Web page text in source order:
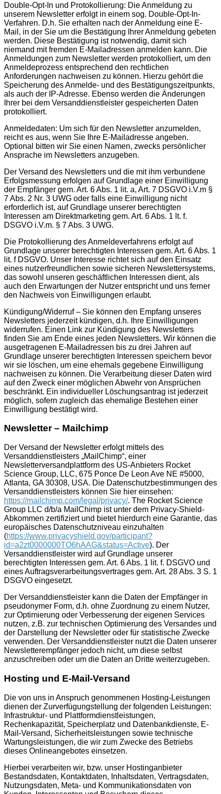
Double-Opt-In und Protokollierung: Die Anmeldung zu
unserem Newsletter erfolgt in einem sog. Double-Opt-In-
Verfahren. D.h. Sie erhalten nach der Anmeldung eine E-
Mail, in der Sie um die Bestätigung Ihrer Anmeldung gebeten
werden. Diese Bestätigung ist notwendig, damit sich
niemand mit fremden E-Mailadressen anmelden kann. Die
Anmeldungen zum Newsletter werden protokolliert, um den
Anmeldeprozess entsprechend den rechtlichen
Anforderungen nachweisen zu können. Hierzu gehört die
Speicherung des Anmelde- und des Bestätigungszeitpunkts,
als auch der IP-Adresse. Ebenso werden die Änderungen
Ihrer bei dem Versanddienstleister gespeicherten Daten
protokolliert.
Anmeldedaten: Um sich für den Newsletter anzumelden,
reicht es aus, wenn Sie Ihre E-Mailadresse angeben.
Optional bitten wir Sie einen Namen, zwecks persönlicher
Ansprache im Newsletters anzugeben.
Der Versand des Newsletters und die mit ihm verbundene
Erfolgsmessung erfolgen auf Grundlage einer Einwilligung
der Empfänger gem. Art. 6 Abs. 1 lit. a, Art. 7 DSGVO i.V.m §
7 Abs. 2 Nr. 3 UWG oder falls eine Einwilligung nicht
erforderlich ist, auf Grundlage unserer berechtigten
Interessen am Direktmarketing gem. Art. 6 Abs. 1 lt. f.
DSGVO i.V.m. § 7 Abs. 3 UWG.
Die Protokollierung des Anmeldeverfahrens erfolgt auf
Grundlage unserer berechtigten Interessen gem. Art. 6 Abs. 1
lit. f DSGVO. Unser Interesse richtet sich auf den Einsatz
eines nutzerfreundlichen sowie sicheren Newslettersystems,
das sowohl unseren geschäftlichen Interessen dient, als
auch den Erwartungen der Nutzer entspricht und uns ferner
den Nachweis von Einwilligungen erlaubt.
Kündigung/Widerruf – Sie können den Empfang unseres
Newsletters jederzeit kündigen, d.h. Ihre Einwilligungen
widerrufen. Einen Link zur Kündigung des Newsletters
finden Sie am Ende eines jeden Newsletters. Wir können die
ausgetragenen E-Mailadressen bis zu drei Jahren auf
Grundlage unserer berechtigten Interessen speichern bevor
wir sie löschen, um eine ehemals gegebene Einwilligung
nachweisen zu können. Die Verarbeitung dieser Daten wird
auf den Zweck einer möglichen Abwehr von Ansprüchen
beschränkt. Ein individueller Löschungsantrag ist jederzeit
möglich, sofern zugleich das ehemalige Bestehen einer
Einwilligung bestätigt wird.
Newsletter – Mailchimp
Der Versand der Newsletter erfolgt mittels des
Versanddienstleisters „MailChimp“, einer
Newsletterversandplattform des US-Anbieters Rocket
Science Group, LLC, 675 Ponce De Leon Ave NE #5000,
Atlanta, GA 30308, USA. Die Datenschutzbestimmungen des
Versanddienstleisters können Sie hier einsehen:
https://mailchimp.com/legal/privacy/. The Rocket Science
Group LLC d/b/a MailChimp ist unter dem Privacy-Shield-
Abkommen zertifiziert und bietet hierdurch eine Garantie, das
europäisches Datenschutzniveau einzuhalten
(https://www.privacyshield.gov/participant?
id=a2zt0000000TO6hAAG&status=Active). Der
Versanddienstleister wird auf Grundlage unserer
berechtigten Interessen gem. Art. 6 Abs. 1 lit. f. DSGVO und
eines Auftragsverarbeitungsvertrages gem. Art. 28 Abs. 3 S. 1
DSGVO eingesetzt.
Der Versanddienstleister kann die Daten der Empfänger in
pseudonymer Form, d.h. ohne Zuordnung zu einem Nutzer,
zur Optimierung oder Verbesserung der eigenen Services
nutzen, z.B. zur technischen Optimierung des Versandes und
der Darstellung der Newsletter oder für statistische Zwecke
verwenden. Der Versanddienstleister nutzt die Daten unserer
Newsletterempfänger jedoch nicht, um diese selbst
anzuschreiben oder um die Daten an Dritte weiterzugeben.
Hosting und E-Mail-Versand
Die von uns in Anspruch genommenen Hosting-Leistungen
dienen der Zurverfügungstellung der folgenden Leistungen:
Infrastruktur- und Plattformdienstleistungen,
Rechenkapazität, Speicherplatz und Datenbankdienste, E-
Mail-Versand, Sicherheitsleistungen sowie technische
Wartungsleistungen, die wir zum Zwecke des Betriebs
dieses Onlineangebotes einsetzen.
Hierbei verarbeiten wir, bzw. unser Hostinganbieter
Bestandsdaten, Kontaktdaten, Inhaltsdaten, Vertragsdaten,
Nutzungsdaten, Meta- und Kommunikationsdaten von